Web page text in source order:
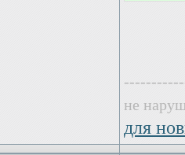
не
для